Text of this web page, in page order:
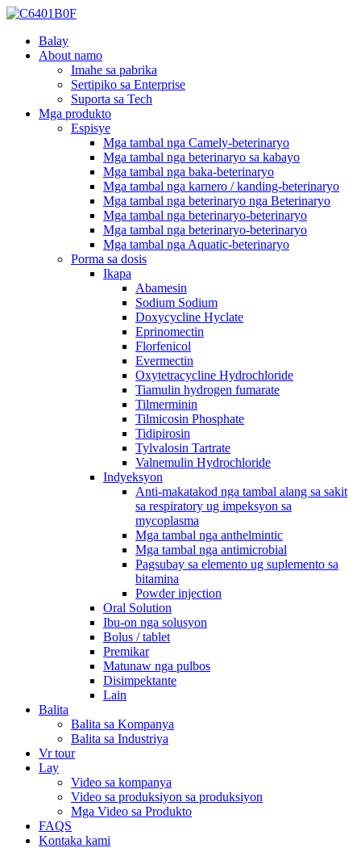
Balay
About namo
Imahe sa pabrika
Sertipiko sa Enterprise
Suporta sa Tech
Mga produkto
Espisye
Mga tambal nga Camely-beterinaryo
Mga tambal nga beterinaryo sa kabayo
Mga tambal nga baka-beterinaryo
Mga tambal nga karnero / kanding-beterinaryo
Mga tambal nga beterinaryo nga Beterinaryo
Mga tambal nga beterinaryo-beterinaryo
Mga tambal nga beterinaryo-beterinaryo
Mga tambal nga Aquatic-beterinaryo
Porma sa dosis
Ikapa
Abamesin
Sodium Sodium
Doxycycline Hyclate
Eprinomectin
Florfenicol
Evermectin
Oxytetracycline Hydrochloride
Tiamulin hydrogen fumarate
Tilmerminin
Tilmicosin Phosphate
Tidipirosin
Tylvalosin Tartrate
Valnemulin Hydrochloride
Indyeksyon
Anti-makatakod nga tambal alang sa sakit
sa respiratory ug impeksyon sa
mycoplasma
Mga tambal nga anthelmintic
Mga tambal nga antimicrobial
Pagsubay sa elemento ug suplemento sa
bitamina
Powder injection
Oral Solution
Ibu-on nga solusyon
Bolus / tablet
Premikar
Matunaw nga pulbos
Disimpektante
Lain
Balita
Balita sa Kompanya
Balita sa Industriya
Vr tour
Lay
Video sa kompanya
Video sa produksiyon sa produksiyon
Mga Video sa Produkto
FAQS
Kontaka kami